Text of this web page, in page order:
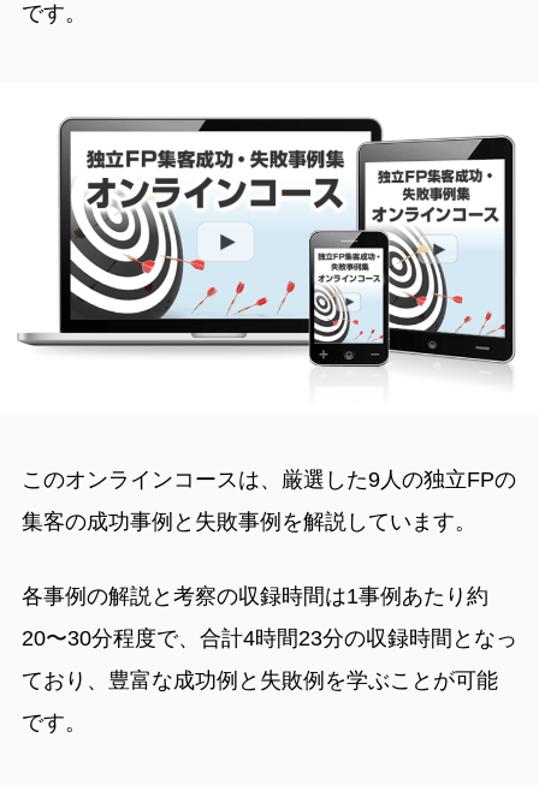
です。
このオンラインコースは、厳選した9人の独立FPの
集客の成功事例と失敗事例を解説しています。
各事例の解説と考察の収録時間は1事例あたり約
20〜30分程度で、合計4時間23分の収録時間となっ
ており、豊富な成功例と失敗例を学ぶことが可能
です。